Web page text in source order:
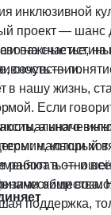
инклюзивной
проект — шанс
и важные
сочувствии.
на счастье,
—
в нашу жизнь,
Если
а иначе
который в
в
малыши
работать — и
общества.
поддержка,